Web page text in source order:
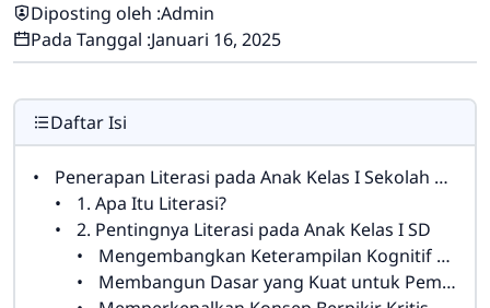
Diposting oleh :Admin
Pada Tanggal :Januari 16, 2025
Daftar Isi
Penerapan Literasi pada Anak Kelas I Sekolah Dasar Beserta Contohnya
1. Apa Itu Literasi?
2. Pentingnya Literasi pada Anak Kelas I SD
Mengembangkan Keterampilan Kognitif dan Sosial
Membangun Dasar yang Kuat untuk Pembelajaran di Masa Depan